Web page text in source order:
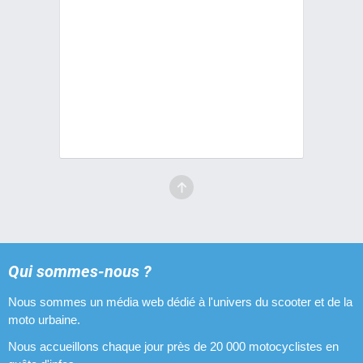
Qui sommes-nous ?
Nous sommes un média web dédié à l'univers du scooter et de la
moto urbaine.
Nous accueillons chaque jour près de 20 000 motocyclistes en